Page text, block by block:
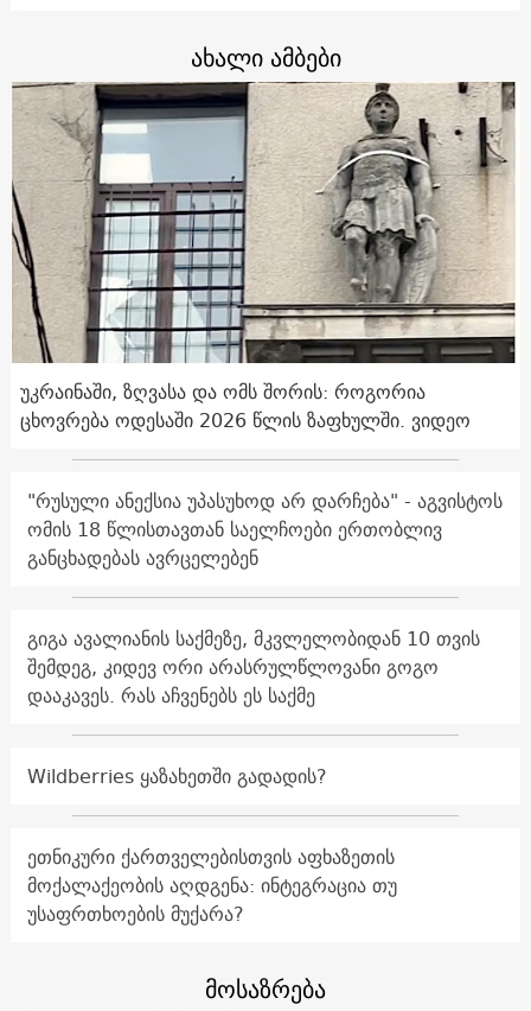
ახალი ამბები
უკრაინაში, ზღვასა და ომს შორის: როგორია
ცხოვრება ოდესაში 2026 წლის ზაფხულში. ვიდეო
"რუსული ანექსია უპასუხოდ არ დარჩება" - აგვისტოს
ომის 18 წლისთავთან საელჩოები ერთობლივ
განცხადებას ავრცელებენ
გიგა ავალიანის საქმეზე, მკვლელობიდან 10 თვის
შემდეგ, კიდევ ორი არასრულწლოვანი გოგო
დააკავეს. რას აჩვენებს ეს საქმე
Wildberries ყაზახეთში გადადის?
ეთნიკური ქართველებისთვის აფხაზეთის
მოქალაქეობის აღდგენა: ინტეგრაცია თუ
უსაფრთხოების მუქარა?
მოსაზრება